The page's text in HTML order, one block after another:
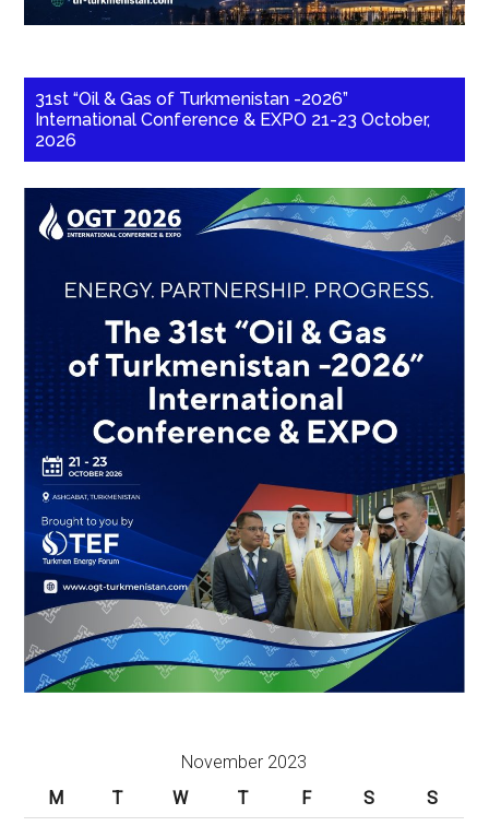
31st “Oil & Gas of Turkmenistan -2026”
International Conference & EXPO 21-23 October,
2026
November 2023
M
T W T F S S